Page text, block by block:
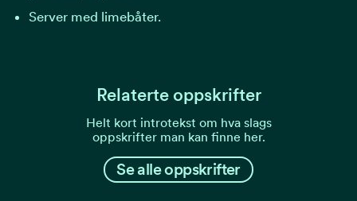
Server med limebåter.
Relaterte oppskrifter
Helt kort introtekst om hva slags
oppskrifter man kan finne her.
Se alle oppskrifter